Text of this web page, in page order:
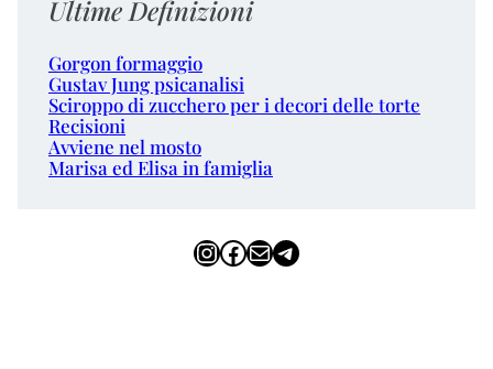
Ultime Definizioni
Gorgon formaggio
Gustav Jung psicanalisi
Sciroppo di zucchero per i decori delle torte
Recisioni
Avviene nel mosto
Marisa ed Elisa in famiglia
InstagramFacebook Email Telegram